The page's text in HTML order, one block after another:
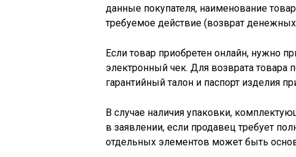
данные покупателя, наименование
требуемое действие (возврат
Если товар приобретен онлайн, нужно
электронный чек. Для возврата товара
гарантийный талон и паспорт изделия
В случае наличия упаковки,
в заявлении, если продавец требует
отдельных элементов может быть